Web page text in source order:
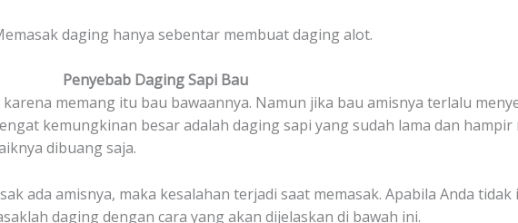
daging hanya sebentar membuat daging alot.
Penyebab Daging Sapi Bau
memang itu bau bawaannya. Namun jika bau amisnya terlalu
kemungkinan besar adalah daging sapi yang sudah lama dan hampir
dibuang saja.
ada amisnya, maka kesalahan terjadi saat memasak. Apabila Anda tidak
daging dengan cara yang akan dijelaskan di bawah ini.